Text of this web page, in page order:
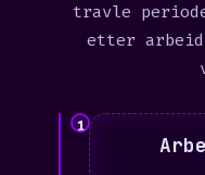
travle
etter
1